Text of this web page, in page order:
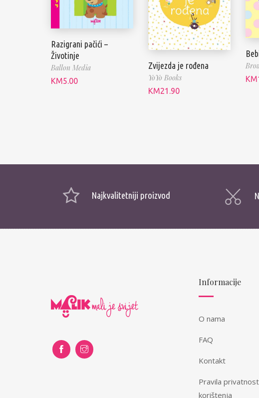
Razigrani pačići –
Životinje
Ballon Media
KM5.00
Zvijezda je rođena
YoYo Books
KM21.90
KM
Najkvalitetniji proizvod
Informacije
O nama
FAQ
Kontakt
Pravila
korištenja